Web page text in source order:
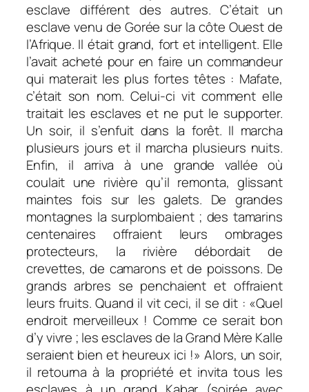
esclave différent des autres. C’était un
esclave venu de Gorée sur la côte Ouest de
l’Afrique. Il était grand, fort et intelligent. Elle
l’avait acheté pour en faire un commandeur
qui materait les plus fortes têtes : Mafate,
c’était son nom. Celui-ci vit comment elle
traitait les esclaves et ne put le supporter.
Un soir, il s’enfuit dans la forêt. Il marcha
plusieurs jours et il marcha plusieurs nuits.
Enfin, il arriva à une grande vallée où
coulait une rivière qu’il remonta, glissant
maintes fois sur les galets. De grandes
montagnes la surplombaient ; des tamarins
centenaires offraient leurs ombrages
protecteurs, la rivière débordait de
crevettes, de camarons et de poissons. De
grands arbres se penchaient et offraient
leurs fruits. Quand il vit ceci, il se dit : «Quel
endroit merveilleux ! Comme ce serait bon
d’y vivre ; les esclaves de la Grand Mère Kalle
seraient bien et heureux ici !» Alors, un soir,
il retourna à la propriété et invita tous les